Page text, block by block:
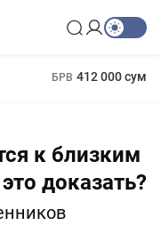
БРВ 412 000 сум
к близким
доказать?